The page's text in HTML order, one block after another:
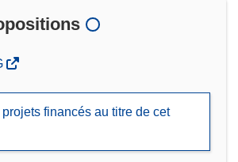
financés au titre de cet